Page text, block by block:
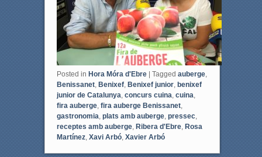
Posted in Hora Móra d'Ebre Tagged auberge,
Benissanet, Benixef, Benixef junior, benixef
junior de Catalunya, concurs cuina, cuina,
fira auberge, fira auberge Benissanet,
gastronomia, plats amb auberge, pressec,
receptes amb auberge, Ribera d'Ebre, Rosa
Martínez, Xavi Arbó, Xavier Arbó